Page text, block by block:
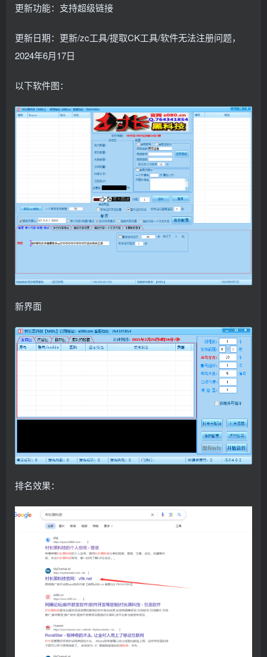
更新功能：支持超级链接
更新日期：更新/zc工具/提取CK工具/软件无法注册问题，
2024年6月17日
以下软件图：
新界面
排名效果：